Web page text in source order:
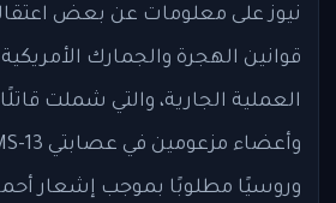
نيوز على معلومات عن بعض
العملية الجارية، والتي شملت قاتلًا
وروسيًا مطلوبًا بموجب إشعار